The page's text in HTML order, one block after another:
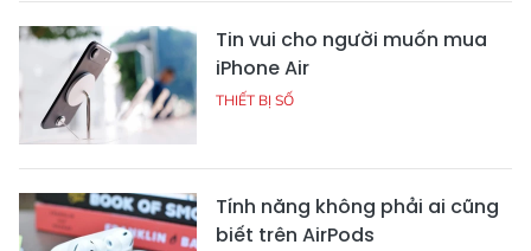
Tin vui cho người muốn mua
iPhone Air
THIẾT BỊ SỐ
Tính năng không phải ai cũng
biết trên AirPods